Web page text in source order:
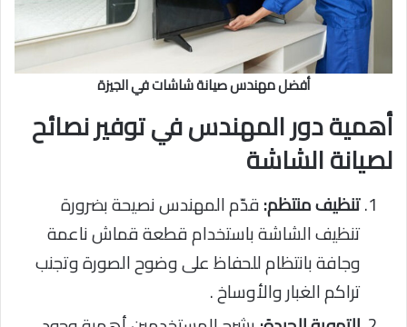
أفضل مهندس صيانة شاشات في الجيزة
أهمية دور المهندس في توفير نصائح
لصيانة الشاشة
تنظيف منتظم:قدّم المهندس نصيحة بضرورة
تنظيف الشاشة باستخدام قطعة قماش ناعمة
وجافة بانتظام للحفاظ على وضوح الصورة وتجنب
تراكم الغبار والأوساخ .